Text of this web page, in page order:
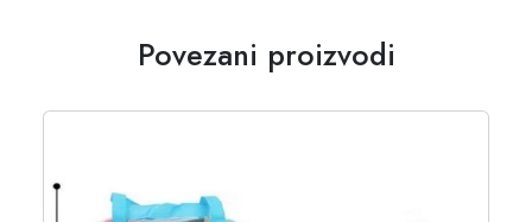
Povezani proizvodi